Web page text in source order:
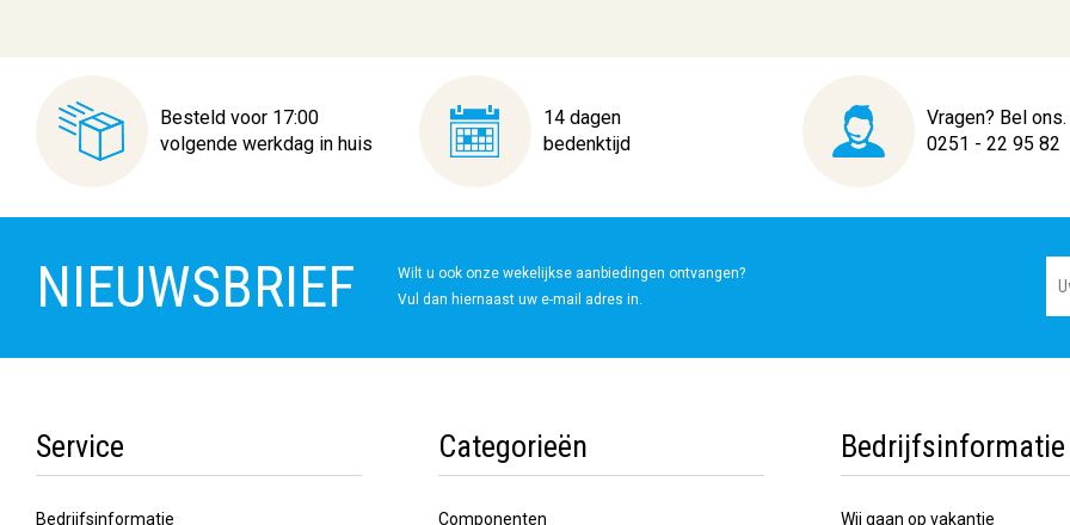
Besteld voor 17:00
volgende werkdag in huis
14 dagen
bedenktijd
Vragen? Bel ons.
0251 - 22 95 82
NIEUWSBRIEF
Wilt u ook onze wekelijkse aanbiedingen ontvangen?
Vul dan hiernaast uw e-mail adres in.
Service
Bedrijfsinformatie
Categorieën
Componenten
Bedrijfsinformatie
Wij gaan op vakantie